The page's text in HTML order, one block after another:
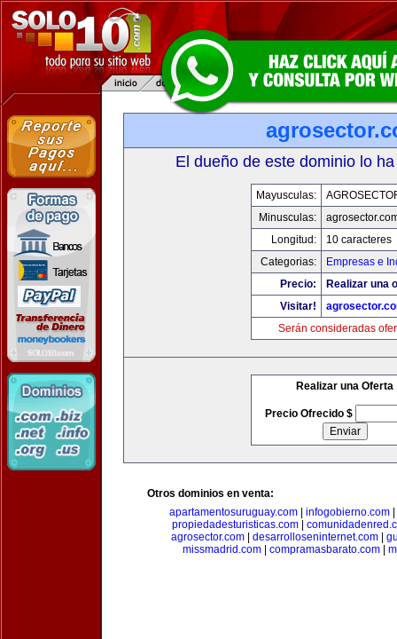
El dueño de este dominio lo
Mayusculas:
Minusculas:
Longitud:
10 caracteres
Categorias:
Empresas e
Precio:
Realizar una
Visitar!
Serán consideradas
Realizar una Oferta
Precio Ofrecido $
Otros dominios en venta:
apartamentosuruguay.com
infogobierno.com
propiedadesturisticas.com|
agrosector.com
desarrolloseninternet.com
missmadrid.com| compramasbarato.com|